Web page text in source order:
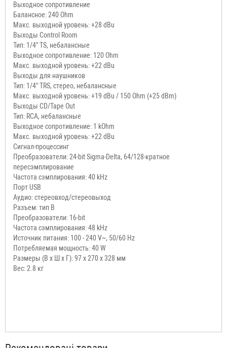
Выходное сопротивление
Балансное: 240 Ohm
Макс. выходной уровень: +28 dBu
Выходы Control Room
Тип: 1/4" TS, небалансные
Выходное сопротивление: 120 Ohm
Макс. выходной уровень: +22 dBu
Выходы для наушников
Тип: 1/4" TRS, стерео, небалансные
Макс. выходной уровень: +19 dBu / 150 Ohm (+25 dBm)
Выходы CD/Tape Out
Тип: RCA, небалансные
Выходное сопротивление: 1 kOhm
Макс. выходной уровень: +22 dBu
Сигнал-процессинг
Преобразователи: 24-bit Sigma-Delta, 64/128-кратное
пересэмплирование
Частота сэмплирования: 40 kHz
Порт USB
Аудио: стереовход/стереовыход
Разъем: тип В
Преобразователи: 16-bit
Частота сэмплирования: 48 kHz
Источник питания: 100 - 240 V~, 50/60 Hz
Потребляемая мощность: 40 W
Размеры (В х Ш х Г): 97 х 270 х 328 мм
Вес: 2.8 кг